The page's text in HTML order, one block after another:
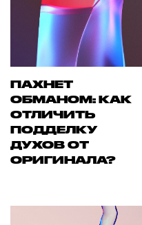
ПАХНЕТ
ОБМАНОМ: КАК
ОТЛИЧИТЬ
ПОДДЕЛКУ
ДУХОВ ОТ
ОРИГИНАЛА?